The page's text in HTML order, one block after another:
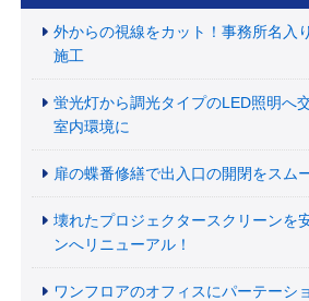
外からの視線をカット！事務所名入
施工
蛍光灯から調光タイプのLED照明へ
室内環境に
扉の蝶番修繕で出入口の開閉をスム
壊れたプロジェクタースクリーンを
ンへリニューアル！
ワンフロアのオフィスにパーテーシ